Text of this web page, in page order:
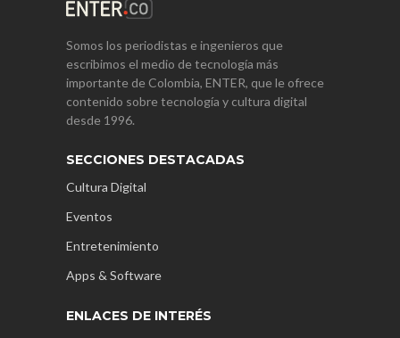
Somos los periodistas e ingenieros que
escribimos el medio de tecnología más
importante de Colombia, ENTER, que le ofrece
contenido sobre tecnología y cultura digital
desde 1996.
SECCIONES DESTACADAS
Cultura Digital
Eventos
Entretenimiento
Apps & Software
ENLACES DE INTERÉS